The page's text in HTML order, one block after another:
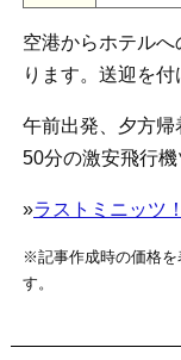
空港からホテル
ります。送迎を付
午前出発、夕方
50分の激安飛行機
»ラストミニッツ
※記事作成時の価格を
す。